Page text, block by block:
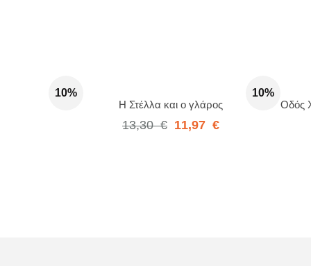
10%
Η Στέλλα και ο γλάρος
13,30 € 11,97 €
10%
Οδός